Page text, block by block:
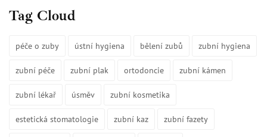
Tag Cloud
péče o zuby ústní hygiena bělení zubů zubní hygiena
zubní péče zubní plak ortodoncie zubní kámen
zubní lékař úsměv zubní kosmetika
estetická stomatologie zubní kaz zubní fazety